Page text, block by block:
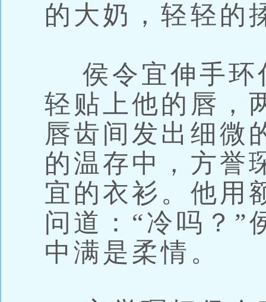
的大奶，轻轻的
侯令宜伸手环
轻贴上他的唇，
唇齿间发出细微
的温存中，方誉
宜的衣衫。他用
问道：“冷吗？”
中满是柔情。